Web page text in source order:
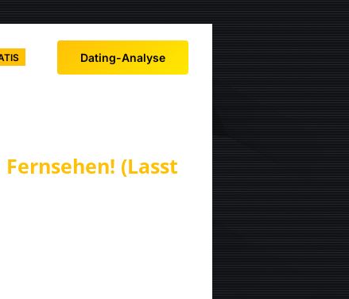
Dating-Analyse
(Lasst